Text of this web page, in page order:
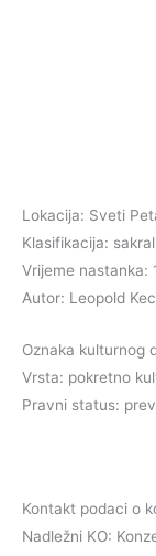
Lokacija: Sveti
Klasifikacija:
Vrijeme nastanka:
Autor: Leopold
Oznaka kulturnog
Vrsta: pokretno
Pravni status:
Kontakt podaci o
Nadležni KO: